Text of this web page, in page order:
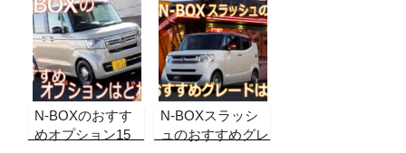
新・どこよりも詳
しいグレード別】
実販売データから
合格ラインを算
出！
て検証！後悔しな
いために選んでお
きたいのは？
N-BOXのおすす
めオプション15
N-BOXスラッシ
ュのおすすめグレ